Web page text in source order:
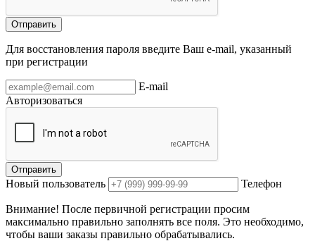
Отправить
Для восстановления пароля введите Ваш e-mail, указанный
при регистрации
E-mail
Авторизоваться
Отправить
Новый пользователь Телефон
Внимание! После первичной регистрации просим
максимально правильно заполнять все поля. Это необходимо,
чтобы ваши заказы правильно обрабатывались.